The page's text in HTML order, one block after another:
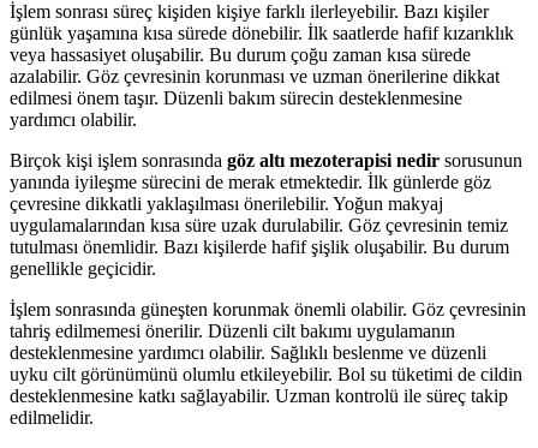
İşlem sonrası süreç kişiden kişiye farklı ilerleyebilir. Bazı kişiler
günlük yaşamına kısa sürede dönebilir. İlk saatlerde hafif kızarıklık
veya hassasiyet oluşabilir. Bu durum çoğu zaman kısa sürede
azalabilir. Göz çevresinin korunması ve uzman önerilerine dikkat
edilmesi önem taşır. Düzenli bakım sürecin desteklenmesine
yardımcı olabilir.
Birçok kişi işlem sonrasında göz altı mezoterapisi nedir sorusunun
yanında iyileşme sürecini de merak etmektedir. İlk günlerde göz
çevresine dikkatli yaklaşılması önerilebilir. Yoğun makyaj
uygulamalarından kısa süre uzak durulabilir. Göz çevresinin temiz
tutulması önemlidir. Bazı kişilerde hafif şişlik oluşabilir. Bu durum
genellikle geçicidir.
İşlem sonrasında güneşten korunmak önemli olabilir. Göz çevresinin
tahriş edilmemesi önerilir. Düzenli cilt bakımı uygulamanın
desteklenmesine yardımcı olabilir. Sağlıklı beslenme ve düzenli
uyku cilt görünümünü olumlu etkileyebilir. Bol su tüketimi de cildin
desteklenmesine katkı sağlayabilir. Uzman kontrolü ile süreç takip
edilmelidir.